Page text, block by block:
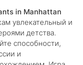
in Manhattan
увлекательный и
детства.
способности,
и